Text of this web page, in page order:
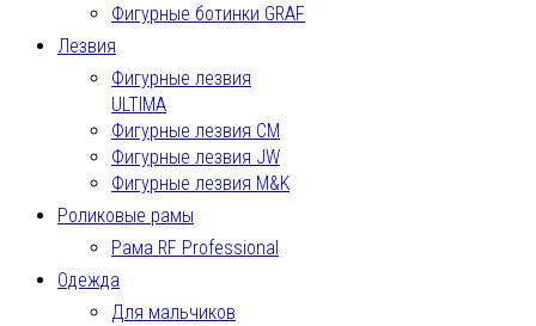
Фигурные ботинки GRAF
Лезвия
Фигурные лезвия
ULTIMA
Фигурные лезвия СМ
Фигурные лезвия JW
Фигурные лезвия M&K
Роликовые рамы
Рама RF Professional
Одежда
Для мальчиков